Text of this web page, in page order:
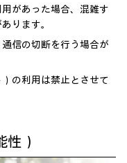
があった場合、混雑す
ります。
信の切断を行う場合が
の利用は禁止とさせて
性）